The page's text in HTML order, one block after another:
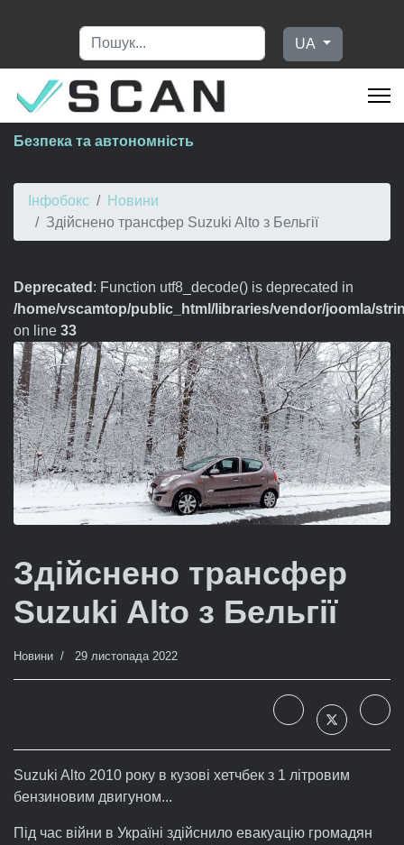
Оберіть свою мову
UA
Безпека та автономність
Інфобокс
Новини
Здійснено трансфер Suzuki Alto з Бельгії
Deprecated : Function utf8_decode() is deprecated in
/home/vscamtop/public_html/libraries/vendor/joomla/
on line 33
Здійснено трансфер
Suzuki Alto з Бельгії
Новини 29 листопада 2022
Suzuki Alto 2010 року в кузові хетчбек з 1 літровим
бензиновим двигуном...
Під час війни в Україні здійснило евакуацію громадян